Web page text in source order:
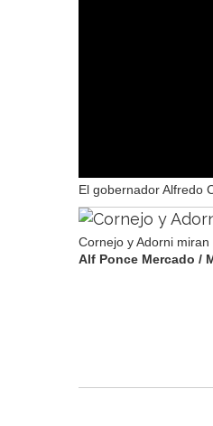
El gobernador Alfredo
Cornejo y Adorni
Alf Ponce Mercado /